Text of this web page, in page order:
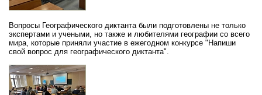
Вопросы Географического диктанта были подготовлены не только
экспертами и учеными, но также и любителями географии со всего
мира, которые приняли участие в ежегодном конкурсе "Напиши
свой вопрос для географического диктанта".